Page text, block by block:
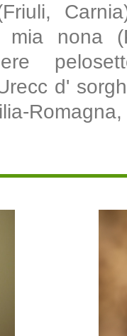
nona
d'